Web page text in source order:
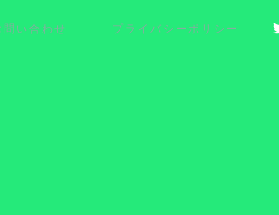
問い合わせ プライバシーポリシー